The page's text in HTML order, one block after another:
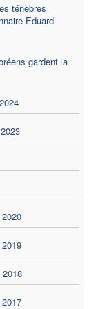
ténèbres
Eduard
gardent la